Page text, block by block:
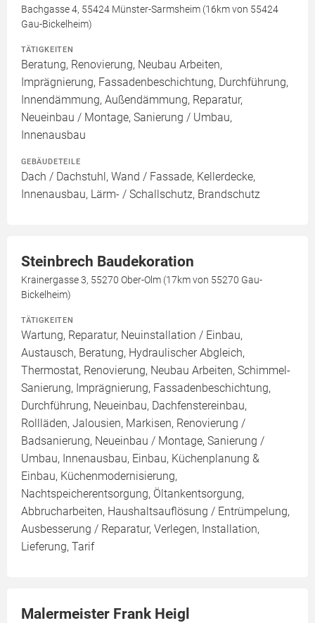
Bachgasse 4, 55424 Münster-Sarmsheim (16km von 55424
Gau-Bickelheim)
TÄTIGKEITEN
Beratung, Renovierung, Neubau Arbeiten,
Imprägnierung, Fassadenbeschichtung, Durchführung,
Innendämmung, Außendämmung, Reparatur,
Neueinbau / Montage, Sanierung / Umbau,
Innenausbau
GEBÄUDETEILE
Dach / Dachstuhl, Wand / Fassade, Kellerdecke,
Innenausbau, Lärm- / Schallschutz, Brandschutz
Steinbrech Baudekoration
Krainergasse 3, 55270 Ober-Olm (17km von 55270 Gau-
Bickelheim)
TÄTIGKEITEN
Wartung, Reparatur, Neuinstallation / Einbau,
Austausch, Beratung, Hydraulischer Abgleich,
Thermostat, Renovierung, Neubau Arbeiten, Schimmel-
Sanierung, Imprägnierung, Fassadenbeschichtung,
Durchführung, Neueinbau, Dachfenstereinbau,
Rollläden, Jalousien, Markisen, Renovierung /
Badsanierung, Neueinbau / Montage, Sanierung /
Umbau, Innenausbau, Einbau, Küchenplanung &
Einbau, Küchenmodernisierung,
Nachtspeicherentsorgung, Öltankentsorgung,
Abbrucharbeiten, Haushaltsauflösung / Entrümpelung,
Ausbesserung / Reparatur, Verlegen, Installation,
Lieferung, Tarif
Malermeister Frank Heigl